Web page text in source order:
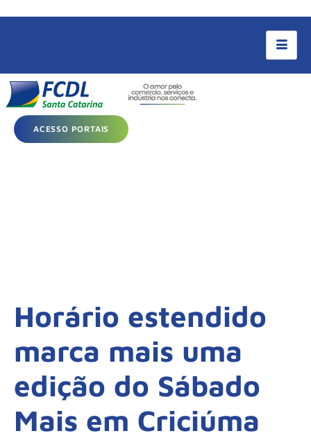
ACESSO PORTAIS
Horário estendido
marca mais uma
edição do Sábado
Mais em Criciúma